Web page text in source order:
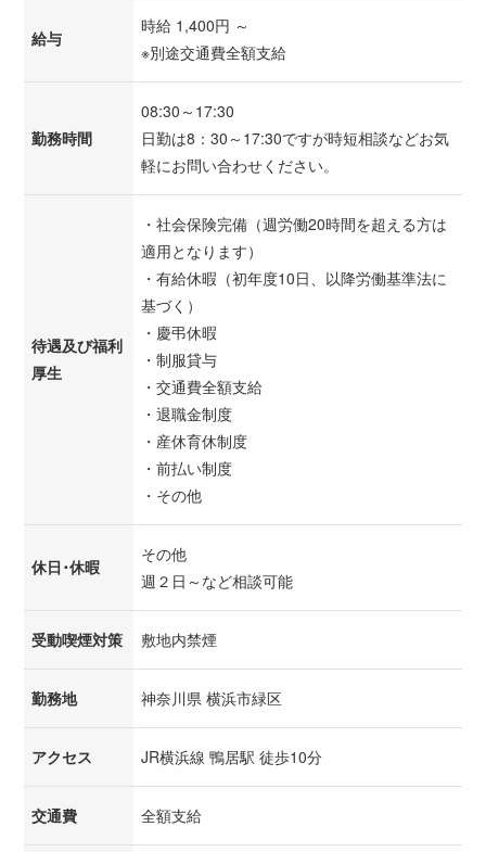
給与
時給 1,400円 ～
※別途交通費全額支給
勤務時間
08:30～17:30
日勤は8：30～17:30ですが時短相談などお気
軽にお問い合わせください。
待遇及び福利
厚生
・社会保険完備（週労働20時間を超える方は
適用となります）
・有給休暇（初年度10日、以降労働基準法に
基づく）
・慶弔休暇
・制服貸与
・交通費全額支給
・退職金制度
・産休育休制度
・前払い制度
・その他
休日･休暇
その他
週２日～など相談可能
受動喫煙対策 敷地内禁煙
勤務地 神奈川県 横浜市緑区
アクセス JR横浜線 鴨居駅 徒歩10分
交通費 全額支給